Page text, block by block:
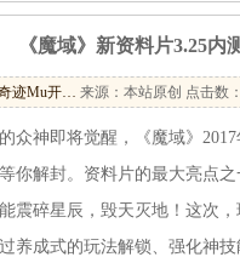
《魔域》新资料片3.25内
迹Mu开… 来源：本站原创 点击数：
神即将觉醒，《魔域》2017
你解封。资料片的最大亮点之
震碎星辰，毁天灭地！这次
养成式的玩法解锁、强化神